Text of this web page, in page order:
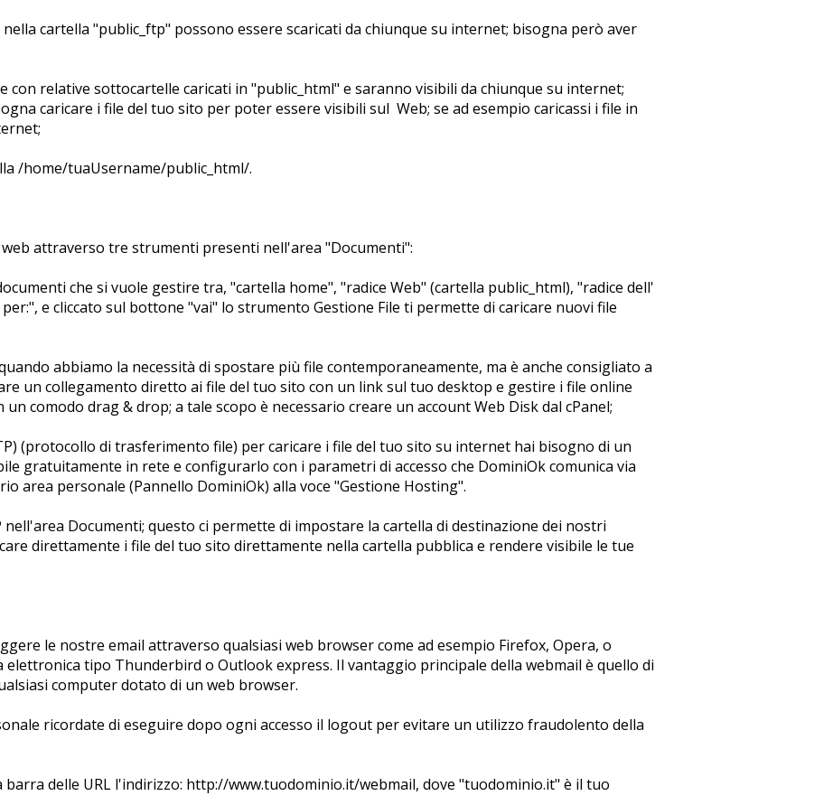
cartella "public_ftp" possono essere scaricati da chiunque su internet; bisogna però aver
relative sottocartelle caricati in "public_html" e saranno visibili da chiunque su internet;
caricare i file del tuo sito per poter essere visibili sul Web; se ad esempio caricassi i file in
/home/tuaUsername/public_html/.
attraverso tre strumenti presenti nell'area "Documenti":
che si vuole gestire tra, "cartella home", "radice Web" (cartella public_html), "radice dell'
e cliccato sul bottone "vai" lo strumento Gestione File ti permette di caricare nuovi file
abbiamo la necessità di spostare più file contemporaneamente, ma è anche consigliato a
un collegamento diretto ai file del tuo sito con un link sul tuo desktop e gestire i file online
comodo drag & drop; a tale scopo è necessario creare un account Web Disk dal cPanel;
(protocollo di trasferimento file) per caricare i file del tuo sito su internet hai bisogno di un
gratuitamente in rete e configurarlo con i parametri di accesso che DominiOk comunica via
area personale (Pannello DominiOk) alla voce "Gestione Hosting".
Documenti; questo ci permette di impostare la cartella di destinazione dei nostri
direttamente i file del tuo sito direttamente nella cartella pubblica e rendere visibile le tue
le nostre email attraverso qualsiasi web browser come ad esempio Firefox, Opera, o
tipo Thunderbird o Outlook express. Il vantaggio principale della webmail è quello di
computer dotato di un web browser.
ricordate di eseguire dopo ogni accesso il logout per evitare un utilizzo fraudolento della
delle URL l'indirizzo: http://www.tuodominio.it/webmail, dove "tuodominio.it" è il tuo